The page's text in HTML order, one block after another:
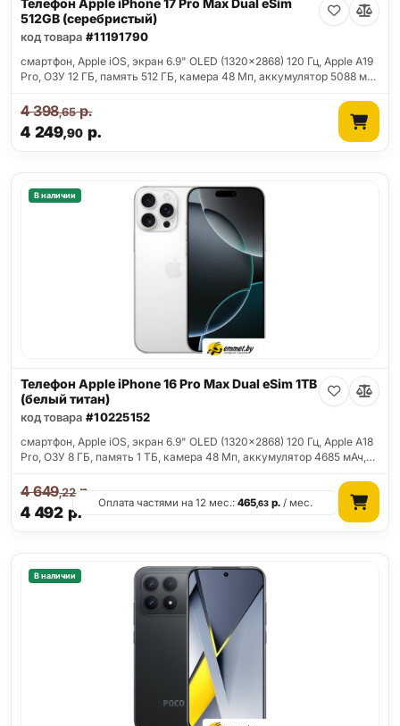
Телефон Apple iPhone 17 Pro Max Dual eSim
512GB (серебристый)
код товара #11191790
смартфон, Apple iOS, экран 6.9" OLED (1320x2868) 120 Гц, Apple A19
Pro, ОЗУ 12 ГБ, память 512 ГБ, камера 48 Мп, аккумулятор 5088 м…
4 249,90 р.
4 398,65р.
В наличии
Телефон Apple iPhone 16 Pro Max Dual eSim 1TB
(белый титан)
код товара #10225152
смартфон, Apple iOS, экран 6.9" OLED (1320x2868) 120 Гц, Apple A18
Pro, ОЗУ 8 ГБ, память 1 ТБ, камера 48 Мп, аккумулятор 4685 мАч,…
4 492 р.
4 649,22р.
Оплата частями на 12 мес.:465,63 р. / мес.
В наличии